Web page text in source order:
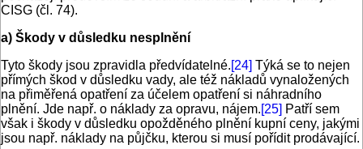
CISG (čl. 74).
a) Škody v důsledku nesplnění
Tyto škody jsou zpravidla předvídatelné.[24] Týká se to nejen
přímých škod v důsledku vady, ale též nákladů vynaložených
na přiměřená opatření za účelem opatření si náhradního
plnění. Jde např. o náklady za opravu, nájem.[25] Patří sem
však i škody v důsledku opožděného plnění kupní ceny, jakými
jsou např. náklady na půjčku, kterou si musí pořídit prodávající.